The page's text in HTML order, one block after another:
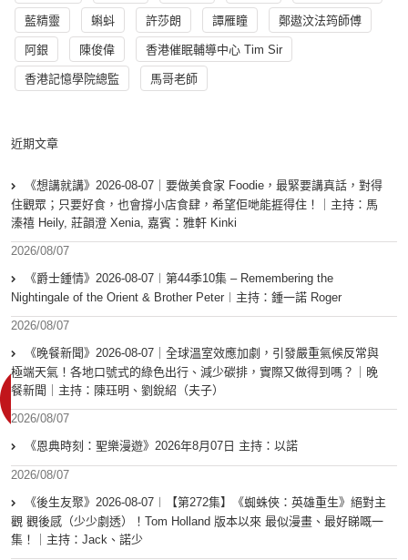
藍精靈 蝌蚪 許莎朗 譚雁瞳 鄭遨汶法筠師傅
阿銀 陳俊偉 香港催眠輔導中心 Tim Sir
香港記憶學院總監 馬哥老師
近期文章
《想講就講》2026-08-07｜要做美食家 Foodie，最緊要講真話，對得
住觀眾；只要好食，也會撐小店食肆，希望佢哋能捱得住！｜主持：馬
溱禧 Heily, 莊韻澄 Xenia, 嘉賓：雅軒 Kinki
2026/08/07
《爵士鍾情》2026-08-07︱第44季10集 – Remembering the
Nightingale of the Orient & Brother Peter︱主持：鍾一諾 Roger
2026/08/07
《晚餐新聞》2026-08-07｜全球溫室效應加劇，引發嚴重氣候反常與
極端天氣！各地口號式的綠色出行、減少碳排，實際又做得到嗎？｜晚
餐新聞｜主持：陳珏明、劉銳紹（夫子）
2026/08/07
《恩典時刻：聖樂漫遊》2026年8月07日 主持：以諾
2026/08/07
《後生友聚》2026-08-07︱【第272集】《蜘蛛俠：英雄重生》絕對主
觀 觀後感（少少劇透）！Tom Holland 版本以來 最似漫畫、最好睇嘅一
集！｜主持：Jack、諾少